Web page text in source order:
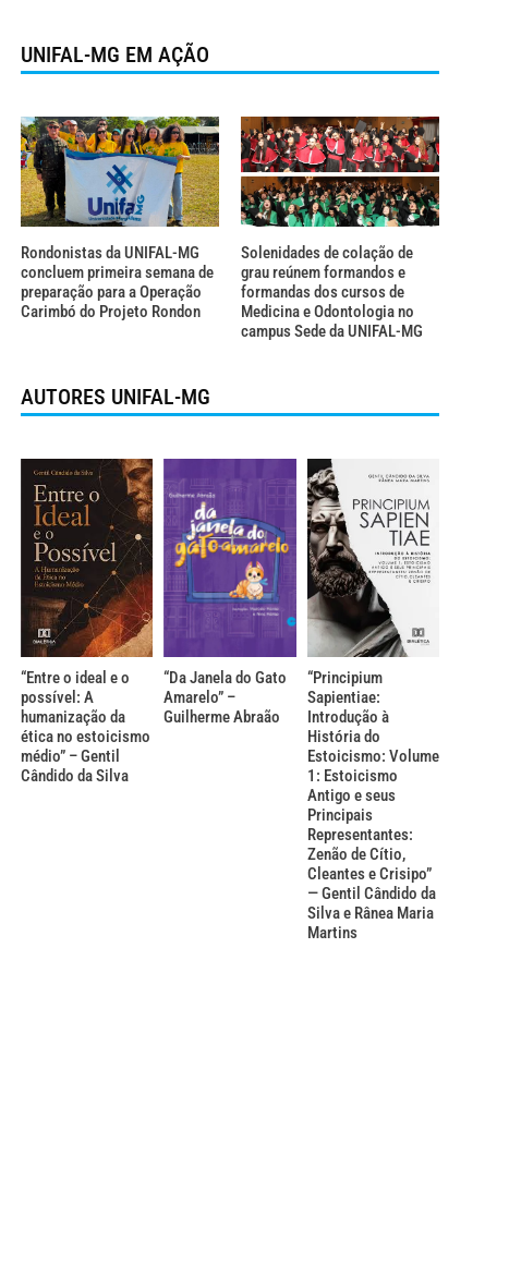
UNIFAL-MG EM AÇÃO
Rondonistas da UNIFAL-MG
concluem primeira semana de
preparação para a Operação
Carimbó do Projeto Rondon
Solenidades de colação de
grau reúnem formandos e
formandas dos cursos de
Medicina e Odontologia no
campus Sede da UNIFAL-MG
AUTORES UNIFAL-MG
“Entre o ideal e o
possível: A
humanização da
ética no estoicismo
médio” – Gentil
Cândido da Silva
“Da Janela do Gato
Amarelo” –
Guilherme Abraão
“Principium
Sapientiae:
Introdução à
História do
Estoicismo: Volume
1: Estoicismo
Antigo e seus
Principais
Representantes:
Zenão de Cítio,
Cleantes e Crisipo”
— Gentil Cândido da
Silva e Rânea Maria
Martins